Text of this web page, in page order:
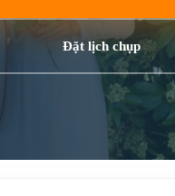
Đặt lịch chụp